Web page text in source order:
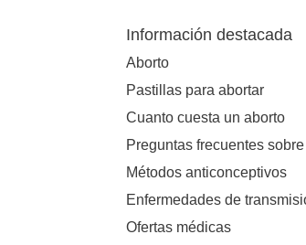
Información destacada
Aborto
Pastillas para abortar
Cuanto cuesta un aborto
Preguntas frecuentes
Métodos anticonceptivos
Enfermedades de
Ofertas médicas